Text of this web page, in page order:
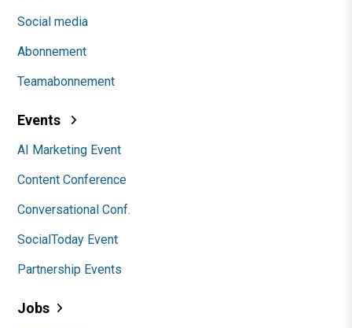
Social media
Abonnement
Teamabonnement
Events
AI Marketing Event
Content Conference
Conversational Conf.
SocialToday Event
Partnership Events
Jobs